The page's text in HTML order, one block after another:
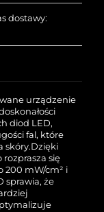
dostawy:
ciągu 2 lat
produkt.
urządzenie
diod LED,
fal, które
skóry.Dzięki
rozprasza się
200 mW/cm² i
sprawia, że
czas dostawy
czas dostawy
09/08/2026
czas dostawy
09/08/2026
czas dostawy
14/08/2026